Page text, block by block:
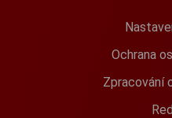
Ochrana
Zpracování